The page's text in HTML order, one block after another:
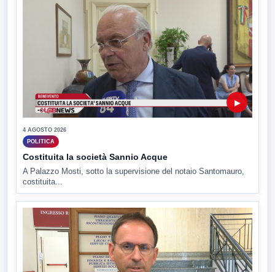
▶
4 AGOSTO 2026
POLITICA
Costituita la società Sannio Acque
A Palazzo Mosti, sotto la supervisione del notaio Santomauro,
costituita...